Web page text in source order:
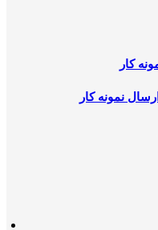
کار
نمونه کار